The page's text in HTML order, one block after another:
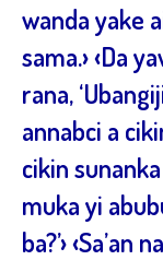
wanda yake
sama.› ‹Da
rana,
annabci a
cikin
muka yi
ba?’›